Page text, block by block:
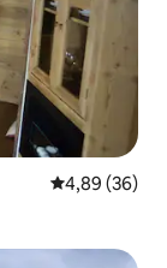
Évaluation
4,89 (36)